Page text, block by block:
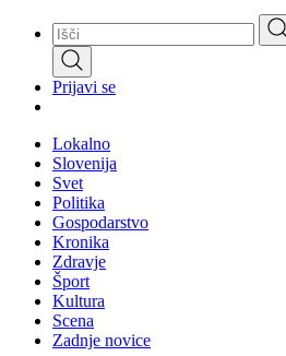
Prijavi se
Lokalno
Slovenija
Svet
Politika
Gospodarstvo
Kronika
Zdravje
Šport
Kultura
Scena
Zadnje novice